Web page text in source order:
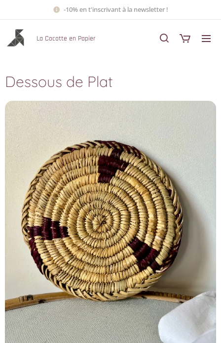
-10% en t'inscrivant à la newsletter !
La Cocotte en Papier
Dessous de Plat